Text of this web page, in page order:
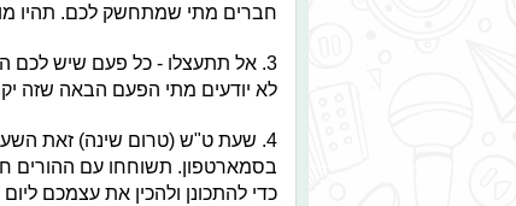
חברים מתי שמתחשק לכם. תהיו
3. אל תתעצלו - כל פעם שיש לכם
לא יודעים מתי הפעם הבאה שזה
4. שעת ט"ש (טרום שינה) זאת
בסמארטפון. תשוחחו עם ההורים
כדי להתכונן ולהכין את עצמכם